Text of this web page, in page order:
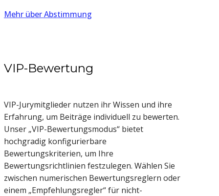
Mehr über Abstimmung
VIP-Bewertung
VIP-Jurymitglieder nutzen ihr Wissen und ihre
Erfahrung, um Beiträge individuell zu bewerten.
Unser „VIP-Bewertungsmodus“ bietet
hochgradig konfigurierbare
Bewertungskriterien, um Ihre
Bewertungsrichtlinien festzulegen. Wählen Sie
zwischen numerischen Bewertungsreglern oder
einem „Empfehlungsregler“ für nicht-